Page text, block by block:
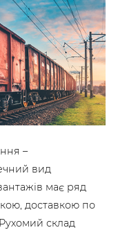
–
вид
має ряд
доставкою по
склад